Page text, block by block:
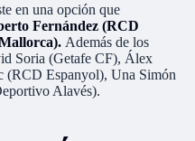
en una opción que
Fernández (RCD
Además de los
Soria (Getafe CF), Álex
(RCD Espanyol), Una Simón
Alavés).